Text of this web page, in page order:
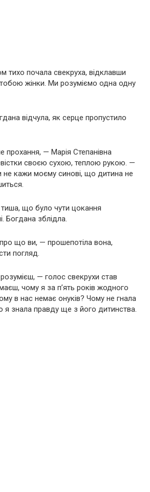
тихо почала свекруха, відклавши
жінки. Ми розуміємо одна одну
відчула, як серце пропустило
— Марія Степанівна
своєю сухою, теплою рукою. —
не кажи моєму синові, що дитина не
тиша, що було чути цокання
Богдана зблідла.
що ви, — прошепотіла вона,
погляд.
— голос свекрухи став
чому я за п’ять років жодного
в нас немає онуків? Чому не гнала
я знала правду ще з його дитинства.